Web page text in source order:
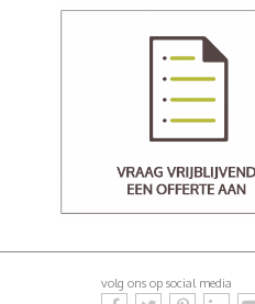
volg ons op social media